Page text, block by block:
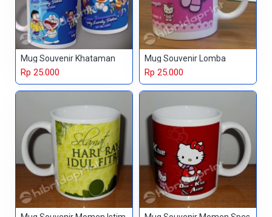
Mug Souvenir Khataman
Rp 25.000
Mug Souvenir Lomba
Rp 25.000